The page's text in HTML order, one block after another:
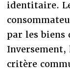
identitaire.
par les biens
critère